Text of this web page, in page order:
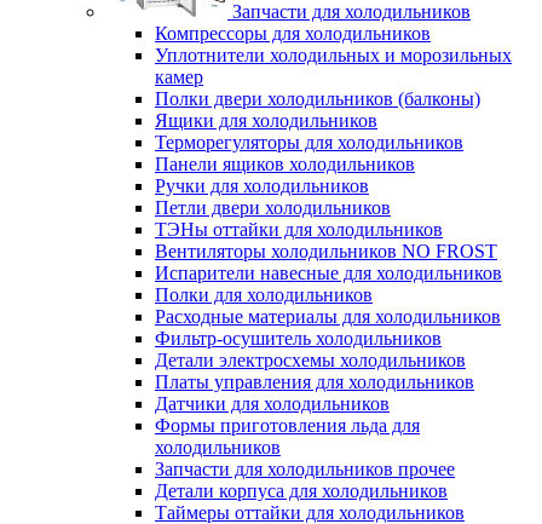
Запчасти для холодильников
Компрессоры для холодильников
Уплотнители холодильных и морозильных
камер
Полки двери холодильников (балконы)
Ящики для холодильников
Терморегуляторы для холодильников
Панели ящиков холодильников
Ручки для холодильников
Петли двери холодильников
ТЭНы оттайки для холодильников
Вентиляторы холодильников NO FROST
Испарители навесные для холодильников
Полки для холодильников
Расходные материалы для холодильников
Фильтр-осушитель холодильников
Детали электросхемы холодильников
Платы управления для холодильников
Датчики для холодильников
Формы приготовления льда для
холодильников
Запчасти для холодильников прочее
Детали корпуса для холодильников
Таймеры оттайки для холодильников